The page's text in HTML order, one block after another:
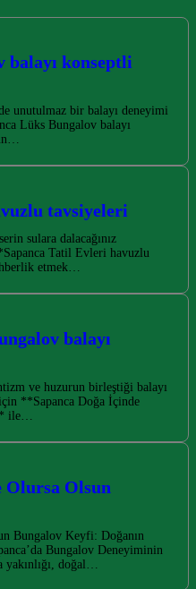
balayı konseptli
unutulmaz bir balayı deneyimi
Lüks Bungalov balayı
tavsiyeleri
sulara dalacağınız
Tatil Evleri havuzlu
etmek…
balayı
ve huzurun birleştiği balayı
**Sapanca Doğa İçinde
ile…
Olursa Olsun
Bungalov Keyfi: Doğanın
Bungalov Deneyiminin
yakınlığı, doğal…